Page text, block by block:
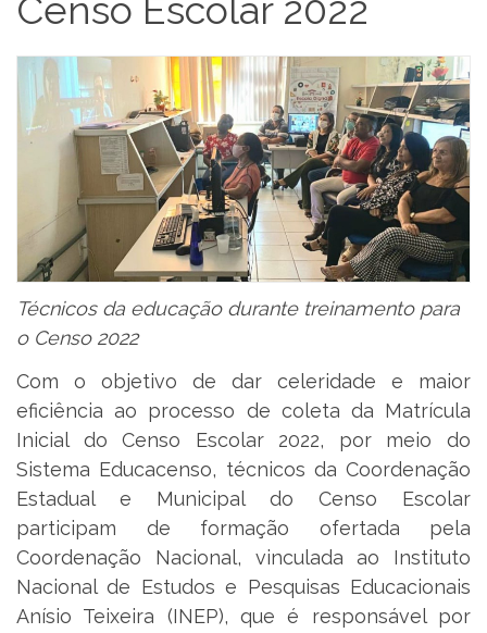
Censo Escolar 2022
Técnicos da educação durante treinamento para
o Censo 2022
Com o objetivo de dar celeridade e maior
eficiência ao processo de coleta da Matrícula
Inicial do Censo Escolar 2022, por meio do
Sistema Educacenso, técnicos da Coordenação
Estadual e Municipal do Censo Escolar
participam de formação ofertada pela
Coordenação Nacional, vinculada ao Instituto
Nacional de Estudos e Pesquisas Educacionais
Anísio Teixeira (INEP), que é responsável por